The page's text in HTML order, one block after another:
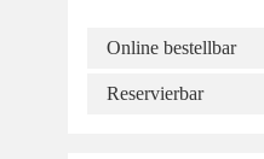
Online bestellbar
Reservierbar